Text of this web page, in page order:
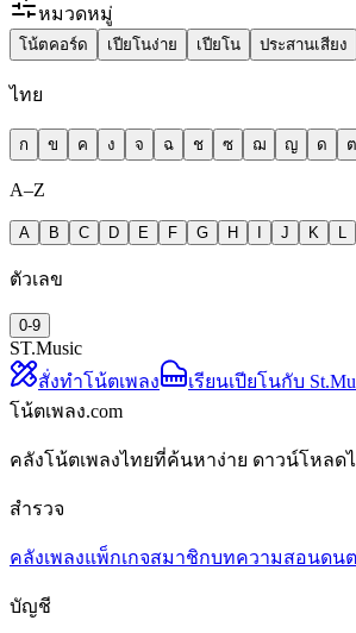
หมวดหมู่
โน้ตคอร์ด เปียโนง่าย เปียโน ประสานเสียง
ไทย
ก ข ค ง จ ฉ ช ซ ฌ ญ ด ต
A–Z
A B C D E F G H J K
ตัวเลข
0-9
ST.Music
สั่งทำโน้ตเพลง
เรียนเปียโนกับ
โน้ตเพลง.com
คลังโน้ตเพลงไทยที่ค้นหาง่าย ดาวน์โหลด
สำรวจ
คลังเพลงแพ็กเกจสมาชิกบทความสอนดน
บัญชี